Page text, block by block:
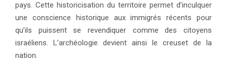
pays. Cette historicisation du territoire permet d’inculquer
une conscience historique aux immigrés récents pour
qu’ils puissent se revendiquer comme des citoyens
israéliens. L’archéologie devient ainsi le creuset de la
nation.